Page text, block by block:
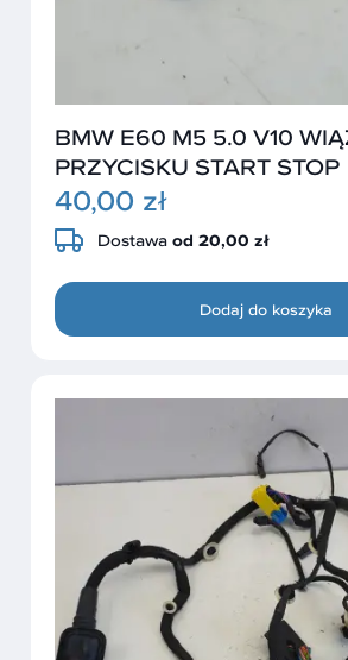
BMW E60 M5 5.0 V10
PRZYCISKU START STOP
40,00 zł
Dostawa od 20,00 zł
Dodaj do koszyka